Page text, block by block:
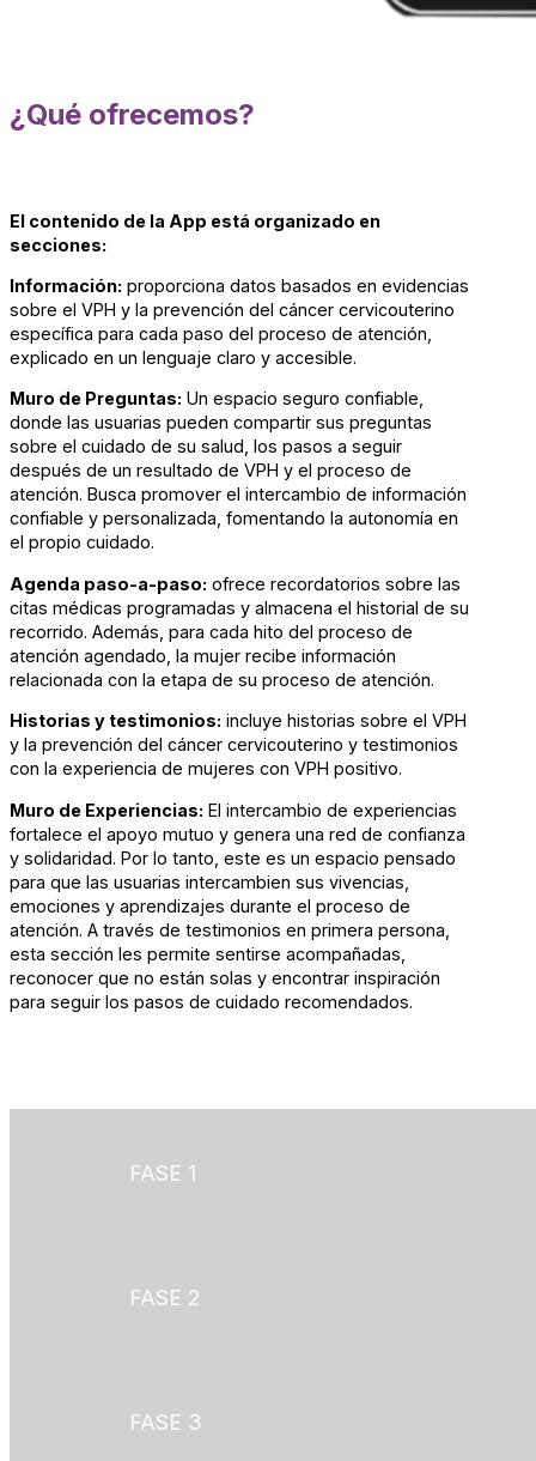
¿Qué ofrecemos?
El contenido de la App está organizado en
secciones:
Información: proporciona datos basados en evidencias
sobre el VPH y la prevención del cáncer cervicouterino
específica para cada paso del proceso de atención,
explicado en un lenguaje claro y accesible.
Muro de Preguntas: Un espacio seguro confiable,
donde las usuarias pueden compartir sus preguntas
sobre el cuidado de su salud, los pasos a seguir
después de un resultado de VPH y el proceso de
atención. Busca promover el intercambio de información
confiable y personalizada, fomentando la autonomía en
el propio cuidado.
Agenda paso-a-paso: ofrece recordatorios sobre las
citas médicas programadas y almacena el historial de su
recorrido. Además, para cada hito del proceso de
atención agendado, la mujer recibe información
relacionada con la etapa de su proceso de atención.
Historias y testimonios: incluye historias sobre el VPH
y la prevención del cáncer cervicouterino y testimonios
con la experiencia de mujeres con VPH positivo.
Muro de Experiencias: El intercambio de experiencias
fortalece el apoyo mutuo y genera una red de confianza
y solidaridad. Por lo tanto, este es un espacio pensado
para que las usuarias intercambien sus vivencias,
emociones y aprendizajes durante el proceso de
atención. A través de testimonios en primera persona,
esta sección les permite sentirse acompañadas,
reconocer que no están solas y encontrar inspiración
para seguir los pasos de cuidado recomendados.
FASE 1
FASE 2
FASE 3